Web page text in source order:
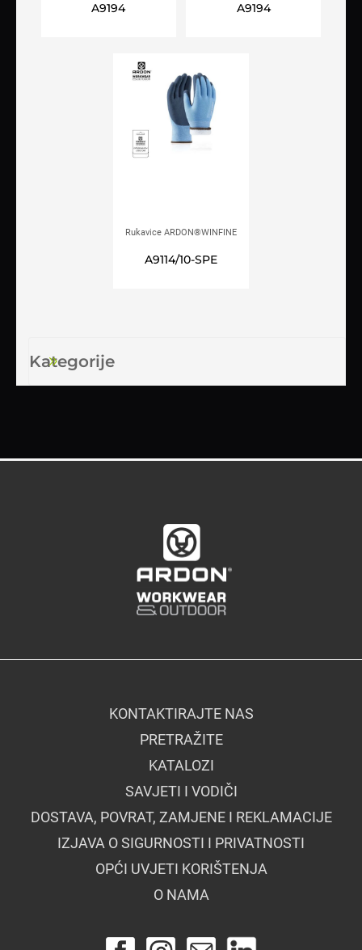
premazom
A9194
latex premazom
A9194
Rukavice ARDON®WINFINE
A9114/10-SPE
Kategorije
KONTAKTIRAJTE NAS
PRETRAŽITE
KATALOZI
SAVJETI I VODIČI
DOSTAVA, POVRAT, ZAMJENE I REKLAMACIJE
IZJAVA O SIGURNOSTI I PRIVATNOSTI
OPĆI UVJETI KORIŠTENJA
O NAMA